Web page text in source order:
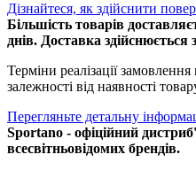
Дізнайтеся, як здійснити
Більшість товарів
днів. Доставка здійснюється
Терміни реалізації
залежності від наявності
Перегляньте детальну
Sportano - офіційний
всесвітньовідомих брендів.